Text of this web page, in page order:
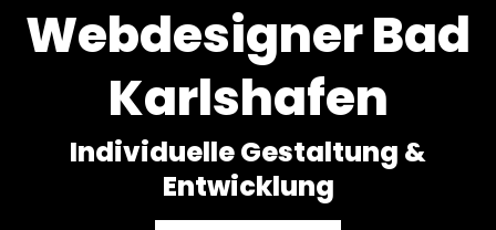
Webdesigner Bad
Karlshafen
Individuelle Gestaltung &
Entwicklung